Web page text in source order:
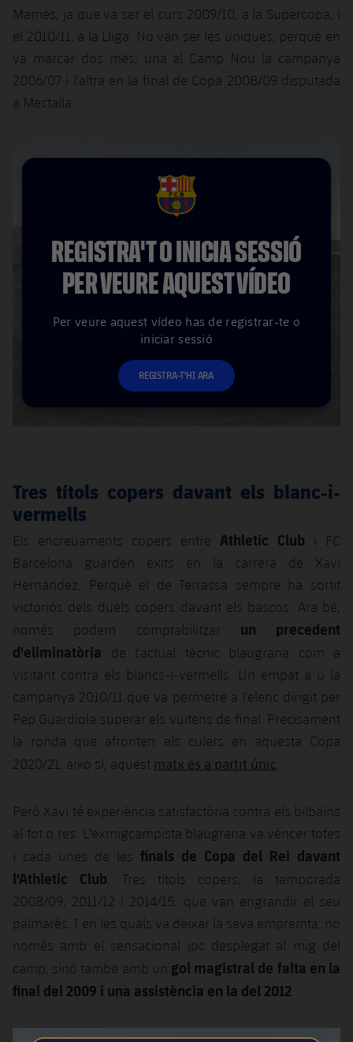
Mamés, ja que va ser el curs 2009/10, a la Supercopa, i
el 2010/11, a la Lliga. No van ser les úniques, perquè en
va marcar dos més; una al Camp Nou la campanya
2006/07 i l'altra en la final de Copa 2008/09 disputada
a Mestalla.
FCB Barcelona badge
REGISTRA'T O INICIA SESSIÓ
PER VEURE AQUEST VÍDEO
Per veure aquest vídeo has de registrar-te o
iniciar sessió
REGISTRA-T'HI ARA
Tres títols copers davant els blanc-i-
vermells
Els encreuaments copers entre Athletic Club i FC
Barcelona guarden èxits en la carrera de Xavi
Hernández. Perquè el de Terrassa sempre ha sortit
victoriós dels duels copers davant els bascos. Ara bé,
només podem comptabilitzar un precedent
d'eliminatòria
de l'actual tècnic blaugrana com a
visitant contra els blancs-i-vermells. Un empat a u la
campanya 2010/11 que va permetre a l'elenc dirigit per
Pep Guardiola superar els vuitens de final. Precisament
la ronda que afronten els culers en aquesta Copa
2020/21; això sí, aquest matx és a partit únic
Però Xavi té experiència satisfactòria contra els bilbaïns
al tot o res. L'exmigcampista blaugrana va vèncer totes
i cada unes de les finals de Copa del Rei davant
l'Athletic Club . Tres títols copers, la temporada
2008/09, 2011/12 i 2014/15, que van engrandir el seu
palmarès. I en les quals va deixar la seva empremta; no
només amb el sensacional joc desplegat al mig del
camp, sinó també amb un gol magistral de falta en la
final del 2009 i una assistència en la del 2012